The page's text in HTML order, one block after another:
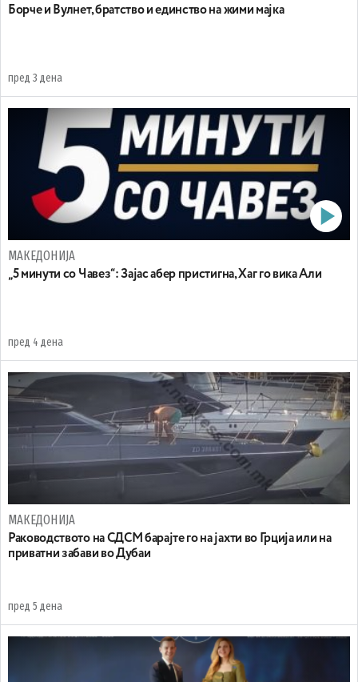
Борче и Вулнет, братство и единство на жими мајка
пред 3 дена
МАКЕДОНИЈА
„5 минути со Чавез“: Зајас абер пристигна, Хаг го вика Али
пред 4 дена
МАКЕДОНИЈА
Раководството на СДСМ барајте го на јахти во Грција или на
приватни забави во Дубаи
пред 5 дена